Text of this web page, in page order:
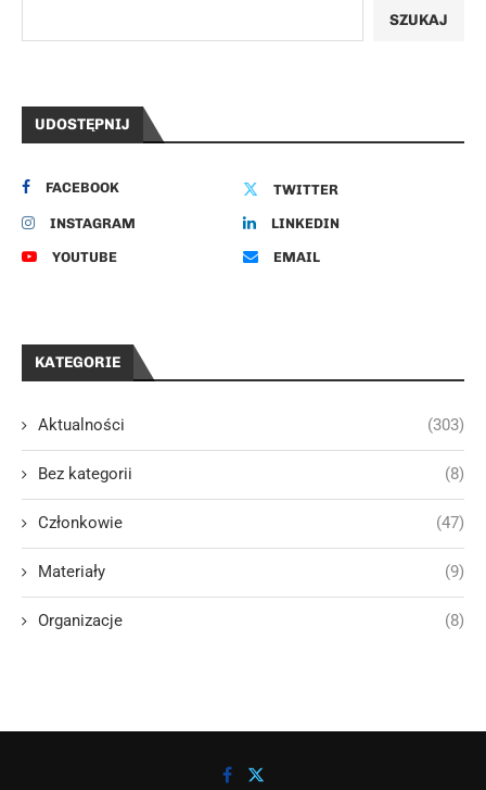
SZUKAJ
UDOSTĘPNIJ
FACEBOOK TWITTER
INSTAGRAM LINKEDIN
YOUTUBE EMAIL
KATEGORIE
Aktualności (303)
Bez kategorii (8)
Członkowie (47)
Materiały (9)
Organizacje (8)